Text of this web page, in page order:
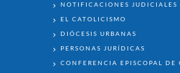
NOTIFICACIONES JUDICIALES
EL CATOLICISMO
DIÓCESIS URBANAS
PERSONAS JURÍDICAS
CONFERENCIA EPISCOPAL DE